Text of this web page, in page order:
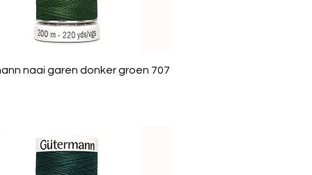
naai garen donker groen 707